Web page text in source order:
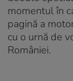
momentul în
pagină a
cu o urnă de
României.